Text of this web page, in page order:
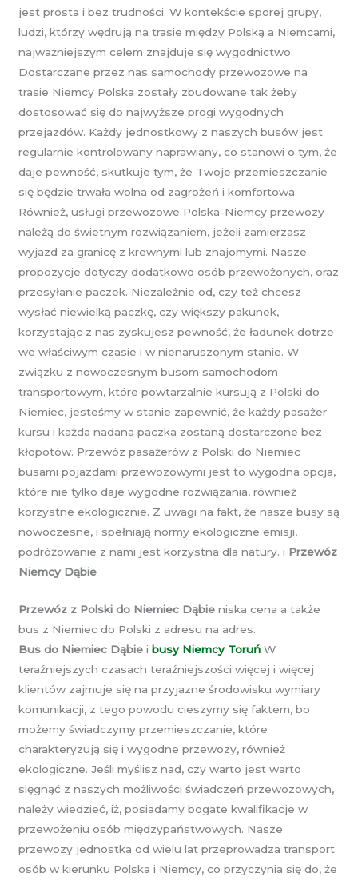
jest prosta i bez trudności. W kontekście sporej grupy,
ludzi, którzy wędrują na trasie między Polską a Niemcami,
najważniejszym celem znajduje się wygodnictwo.
Dostarczane przez nas samochody przewozowe na
trasie Niemcy Polska zostały zbudowane tak żeby
dostosować się do najwyższe progi wygodnych
przejazdów. Każdy jednostkowy z naszych busów jest
regularnie kontrolowany naprawiany, co stanowi o tym, że
daje pewność, skutkuje tym, że Twoje przemieszczanie
się będzie trwała wolna od zagrożeń i komfortowa.
Również, usługi przewozowe Polska-Niemcy przewozy
należą do świetnym rozwiązaniem, jeżeli zamierzasz
wyjazd za granicę z krewnymi lub znajomymi. Nasze
propozycje dotyczy dodatkowo osób przewożonych, oraz
przesyłanie paczek. Niezależnie od, czy też chcesz
wysłać niewielką paczkę, czy większy pakunek,
korzystając z nas zyskujesz pewność, że ładunek dotrze
we właściwym czasie i w nienaruszonym stanie. W
związku z nowoczesnym busom samochodom
transportowym, które powtarzalnie kursują z Polski do
Niemiec, jesteśmy w stanie zapewnić, że każdy pasażer
kursu i każda nadana paczka zostaną dostarczone bez
kłopotów. Przewóz pasażerów z Polski do Niemiec
busami pojazdami przewozowymi jest to wygodna opcja,
które nie tylko daje wygodne rozwiązania, również
korzystne ekologicznie. Z uwagi na fakt, że nasze busy są
nowoczesne, i spełniają normy ekologiczne emisji,
podróżowanie z nami jest korzystna dla natury. i Przewóz
Niemcy Dąbie
Przewóz z Polski do Niemiec Dąbie niska cena a także
bus z Niemiec do Polski z adresu na adres.
Bus do Niemiec Dąbie i busy Niemcy Toruń W
teraźniejszych czasach teraźniejszości więcej i więcej
klientów zajmuje się na przyjazne środowisku wymiary
komunikacji, z tego powodu cieszymy się faktem, bo
możemy świadczymy przemieszczanie, które
charakteryzują się i wygodne przewozy, również
ekologiczne. Jeśli myślisz nad, czy warto jest warto
sięgnąć z naszych możliwości świadczeń przewozowych,
należy wiedzieć, iż, posiadamy bogate kwalifikacje w
przewożeniu osób międzypaństwowych. Nasze
przewozy jednostka od wielu lat przeprowadza transport
osób w kierunku Polska i Niemcy, co przyczynia się do, że